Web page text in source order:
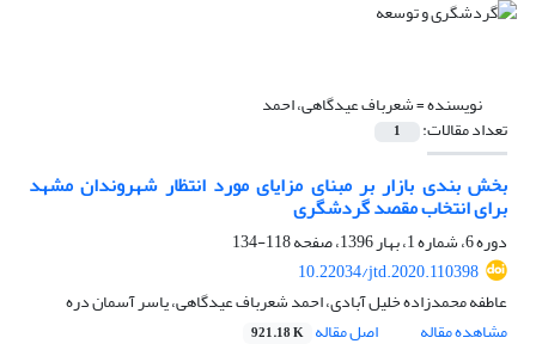
نویسنده =شعرباف عیدگاهی، احمد
تعداد مقالات: 1
بخش بندی بازار بر مبنای مزایای مورد انتظار شهروندان مشهد
برای انتخاب مقصد گردشگری
دوره 6، شماره 1، بهار 1396، صفحه
118-134
10.22034/jtd.2020.110398
عاطفه محمدزاده خلیل آبادی، احمد شعرباف عیدگاهی، یاسر آسمان دره
مشاهده مقاله
اصل مقاله 921.18 K